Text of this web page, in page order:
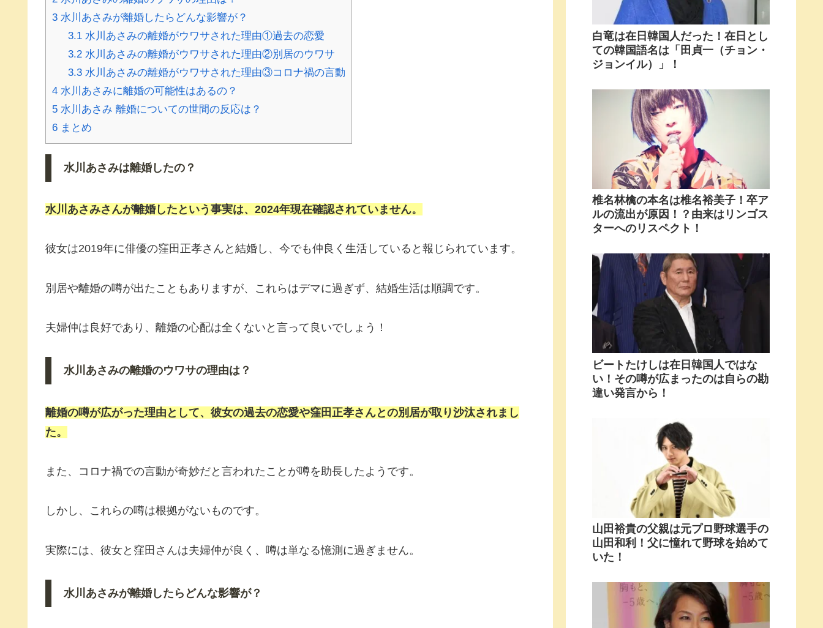
3 水川あさみが離婚したらどんな影響が？
3.1水川あさみの離婚がウワサされた理由①過去の恋愛
3.2水川あさみの離婚がウワサされた理由②別居のウワサ
3.3水川あさみの離婚がウワサされた理由③コロナ禍の言動
4 水川あさみに離婚の可能性はあるの？
5 水川あさみ 離婚についての世間の反応は？
6 まとめ
水川あさみは離婚したの？
水川あさみさんが離婚したという事実は、2024年現在確認されていません。
彼女は2019年に俳優の窪田正孝さんと結婚し、今でも仲良く生活していると報じられています。
別居や離婚の噂が出たこともありますが、これらはデマに過ぎず、結婚生活は順調です。
夫婦仲は良好であり、離婚の心配は全くないと言って良いでしょう！
水川あさみの離婚のウワサの理由は？
離婚の噂が広がった理由として、彼女の過去の恋愛や窪田正孝さんとの別居が取り沙汰されまし
た。
また、コロナ禍での言動が奇妙だと言われたことが噂を助長したようです。
しかし、これらの噂は根拠がないものです。
実際には、彼女と窪田さんは夫婦仲が良く、噂は単なる憶測に過ぎません。
水川あさみが離婚したらどんな影響が？
白竜は在日韓国人だった！在日とし
ての韓国語名は「田貞一（チョン・
ジョンイル）」！
椎名林檎の本名は椎名裕美子！卒ア
ルの流出が原因！？由来はリンゴス
ターへのリスペクト！
ビートたけしは在日韓国人ではな
い！その噂が広まったのは自らの勘
違い発言から！
山田裕貴の父親は元プロ野球選手の
山田和利！父に憧れて野球を始めて
いた！